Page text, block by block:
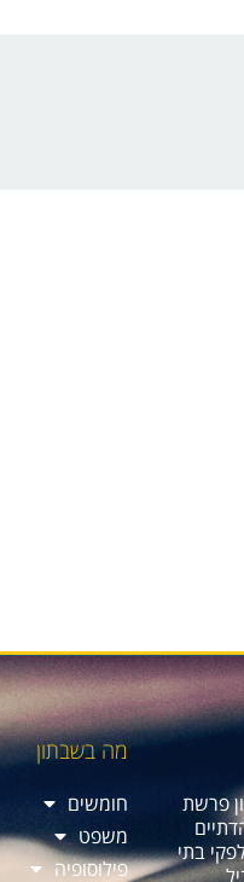
עלון פרשת
בתי
מה בשבתון
חומשים
משפט
פילוסופיה